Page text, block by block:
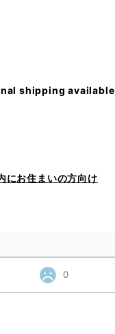
shipping available
にお住まいの方向け
0